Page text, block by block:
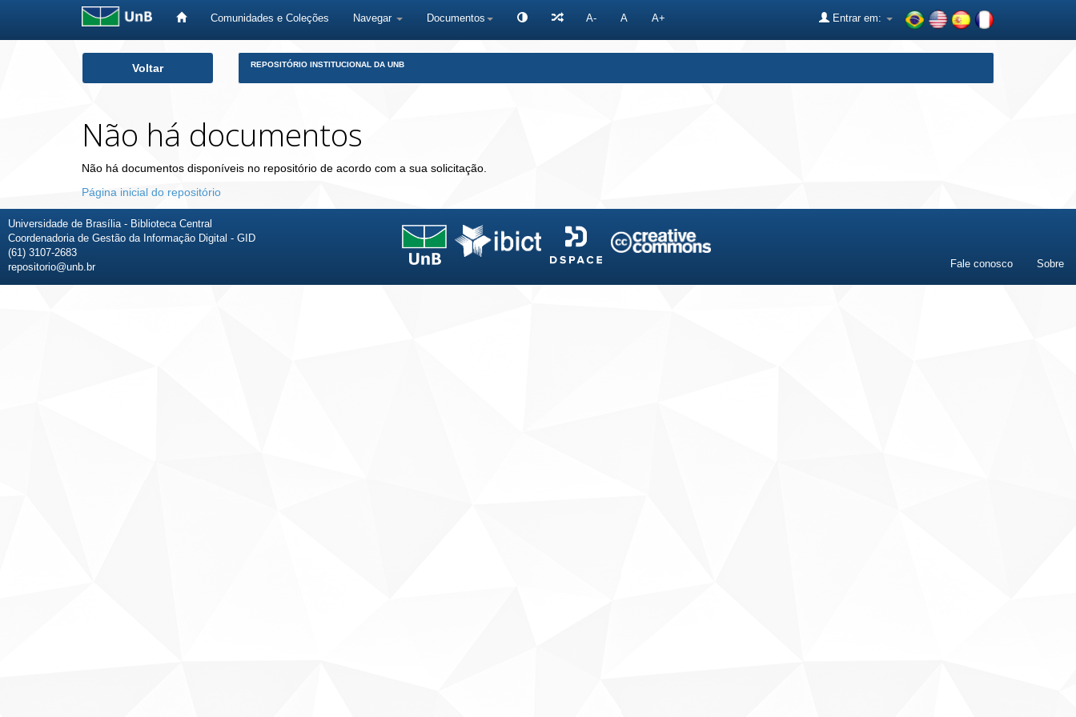
Comunidades e Coleções Navegar Documentos A- A A+ Entrar em:
Voltar REPOSITÓRIO INSTITUCIONAL DA UNB
Não há documentos
Não há documentos disponíveis no repositório de acordo com a sua solicitação.
Página inicial do repositório
Universidade de Brasília - Biblioteca Central
Coordenadoria de Gestão da Informação Digital - GID
(61) 3107-2683
repositorio@unb.br
Fale conosco Sobre